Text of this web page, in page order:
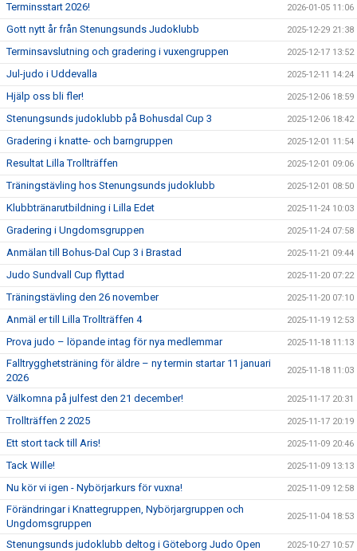
Terminsstart 2026! 2026-01-05 11:06
Gott nytt år från Stenungsunds Judoklubb 2025-12-29 21:38
Terminsavslutning och gradering i vuxengruppen 2025-12-17 13:52
Jul-judo i Uddevalla 2025-12-11 14:24
Hjälp oss bli fler! 2025-12-06 18:59
Stenungsunds judoklubb på Bohusdal Cup 3 2025-12-06 18:42
Gradering i knatte- och barngruppen 2025-12-01 11:54
Resultat Lilla Trollträffen 2025-12-01 09:06
Träningstävling hos Stenungsunds judoklubb 2025-12-01 08:50
Klubbtränarutbildning i Lilla Edet 2025-11-24 10:03
Gradering i Ungdomsgruppen 2025-11-24 07:58
Anmälan till Bohus-Dal Cup 3 i Brastad 2025-11-21 09:44
Judo Sundvall Cup flyttad 2025-11-20 07:22
Träningstävling den 26 november 2025-11-20 07:10
Anmäl er till Lilla Trollträffen 4 2025-11-19 12:53
Prova judo – löpande intag för nya medlemmar 2025-11-18 11:13
Falltrygghetsträning för äldre – ny termin startar 11 januari
2026
2025-11-18 11:03
Välkomna på julfest den 21 december! 2025-11-17 20:31
Trollträffen 2 2025 2025-11-17 20:19
Ett stort tack till Aris! 2025-11-09 20:46
Tack Wille! 2025-11-09 13:13
Nu kör vi igen - Nybörjarkurs för vuxna! 2025-11-09 12:58
Förändringar i Knattegruppen, Nybörjargruppen och
Ungdomsgruppen
2025-11-04 18:53
Stenungsunds judoklubb deltog i Göteborg Judo Open 2025-10-27 10:57